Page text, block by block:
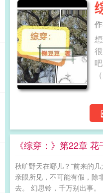
《综穿：》第22章
秋旷野天在哪儿？”前来的
亲眼所见，不可能有假，
去。 幻思铃，千万别出事